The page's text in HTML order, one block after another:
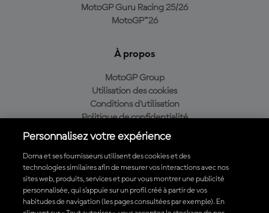
MotoGP Guru Racing 25/26
MotoGP™26
À propos
MotoGP Group
Utilisation des cookies
Conditions d'utilisation
Politique de confidentialité
Politique d’achat
Télécharger l'appli officielle du MotoGP™
Personnalisez votre expérience
Dorna et ses fournisseurs utilisent des cookies et des
technologies similaires afin de mesurer vos interactions avec nos
sites web, produits, services et pour vous montrer une publicité
personnalisée, qui s’appuie sur un profil créé à partir de vos
habitudes de navigation (les pages consultées par exemple). En